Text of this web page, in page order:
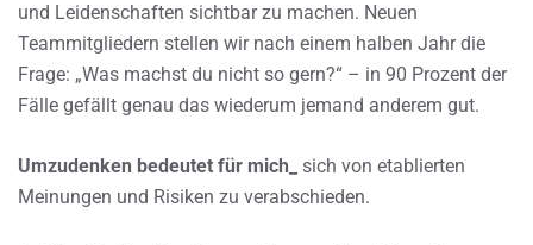
und Leidenschaften sichtbar zu machen. Neuen
Teammitgliedern stellen wir nach einem halben Jahr die
Frage: „Was machst du nicht so gern?“ – in 90 Prozent der
Fälle gefällt genau das wiederum jemand anderem gut.
Umzudenken bedeutet für mich_
sich von etablierten
Meinungen und Risiken zu verabschieden.